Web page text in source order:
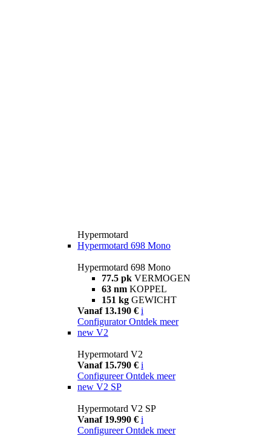
Hypermotard
Hypermotard 698 Mono
Hypermotard 698 Mono
77.5 pk VERMOGEN
63 nm KOPPEL
151 kg GEWICHT
Vanaf 13.190 € i
Configurator Ontdek meer
new V2
Hypermotard V2
Vanaf 15.790 € i
Configureer Ontdek meer
new V2 SP
Hypermotard V2 SP
Vanaf 19.990 € i
Configureer Ontdek meer